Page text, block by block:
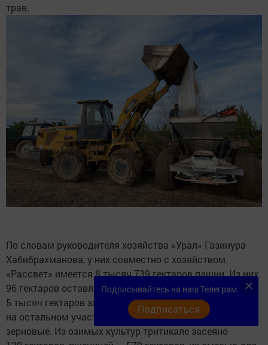
трав.
По словам руководителя хозяйства «Урал» Газинура
Хабибрахманова, у них совместно с хозяйством
«Рассвет» имеется 8 тысяч 739 гектаров пашни. Из них
96 гектаров оставляют под паровые земли, более
5 тысяч гектаров занимают кормовые культуры,
на остальном участке планируют возделывать
зерновые. Из озимых культур тритикале засеяно
Подписывайтесь на наш Телеграм
Подписаться